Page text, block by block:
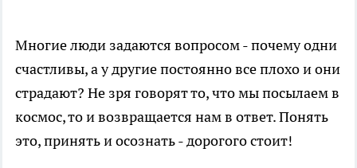
Многие люди задаются вопросом - почему одни
счастливы, а у другие постоянно все плохо и они
страдают? Не зря говорят то, что мы посылаем в
космос, то и возвращается нам в ответ. Понять
это, принять и осознать - дорогого стоит!